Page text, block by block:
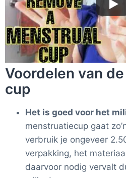
Voordelen van
cup
Het is goed voor het
menstruatiecup gaat
verbruik je ongeveer
verpakking, het
daarvoor nodig vervalt